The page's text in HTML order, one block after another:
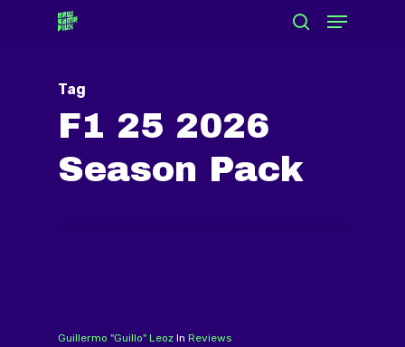
Menu
Tag
F1 25 2026
Season Pack
Guillermo "Guillo" Leoz In Reviews